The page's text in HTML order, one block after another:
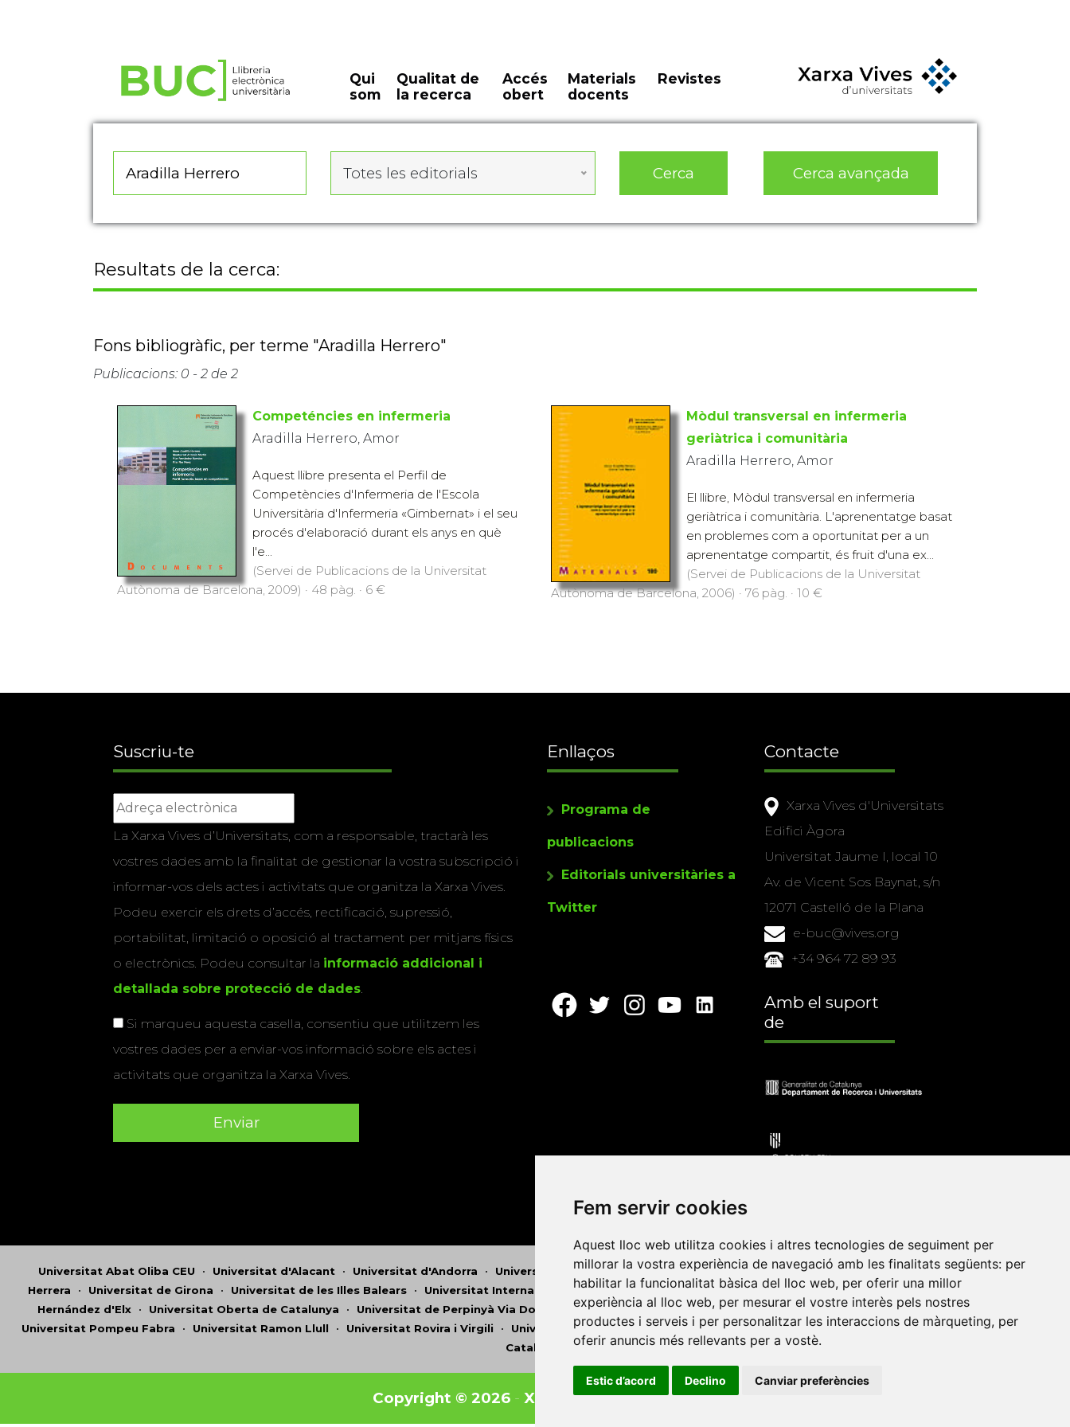
Fem servir cookies
Aquest lloc web utilitza cookies i altres tecnologies de seguiment per
millorar la vostra experiència de navegació amb les finalitats següents: per
habilitar la funcionalitat bàsica del lloc web, per oferir una millor
experiència al lloc web, per mesurar el vostre interès pels nostres
productes i serveis i per personalitzar les interaccions de màrqueting, per
oferir anuncis més rellevants per a vostè.
Estic d’acord Declino Canviar preferències
Qui
som
Qualitat de
la recerca
Accés
obert
Materials
docents
Revistes
Totes les editorials Cerca Cerca avançada
Resultats de la cerca:
Fons bibliogràfic, per terme "Aradilla Herrero"
Publicacions: 0 - 2 de 2
Competéncies en infermeria
Aradilla Herrero, Amor
Aquest llibre presenta el Perfil de
Competències d'Infermeria de l'Escola
Universitària d'Infermeria «Gimbernat» i el seu
procés d'elaboració durant els anys en què
l'e...
(Servei de Publicacions de la Universitat
Autònoma de Barcelona, 2009) · 48 pàg. · 6 €
Mòdul transversal en infermeria
geriàtrica i comunitària
Aradilla Herrero, Amor
El llibre, Mòdul transversal en infermeria
geriàtrica i comunitària. L'aprenentatge basat
en problemes com a oportunitat per a un
aprenentatge compartit, és fruit d'una ex...
(Servei de Publicacions de la Universitat
Autònoma de Barcelona, 2006) · 76 pàg. · 10 €
Suscriu-te
La Xarxa Vives d’Universitats, com a responsable, tractarà les
vostres dades amb la finalitat de gestionar la vostra subscripció i
informar-vos dels actes i activitats que organitza la Xarxa Vives.
Podeu exercir els drets d’accés, rectificació, supressió,
portabilitat, limitació o oposició al tractament per mitjans físics
o electrònics. Podeu consultar la informació addicional i
detallada sobre protecció de dades.
Si marqueu aquesta casella, consentiu que utilitzem les
vostres dades per a enviar-vos informació sobre els actes i
activitats que organitza la Xarxa Vives.
Enllaços
Programa de
publicacions
Editorials universitàries a
Twitter
Contacte
Xarxa Vives d'Universitats
Edifici Àgora
Universitat Jaume I, local 10
Av. de Vicent Sos Baynat, s/n
12071 Castelló de la Plana
e-buc@vives.org
+34 964 72 89 93
Amb el suport
de
Universitat Abat Oliba CEU • Universitat d'Alacant • Universitat d'Andorra • Universitat Autònoma de Barcelona•Universitat de Barcelona • Universitat CEU Cardenal
Herrera • Universitat de Girona • Universitat de les Illes Balears • Universitat Internacional de Catalunya•Universitat Jaume I •Universitat de Lleida•Universitat Miguel
Hernández d'Elx • Universitat Oberta de Catalunya • Universitat de Perpinyà Via Domitia •Universitat Politècnica de Catalunya• Universitat Politècnica de València
Universitat Pompeu Fabra • Universitat Ramon Llull • Universitat Rovira i Virgili • Universitat de Sàsser •Universitat de València• Universitat de Vic - Universitat Central de
Catalunya
Copyright © 2026- Xarxa Vives d'Universitats